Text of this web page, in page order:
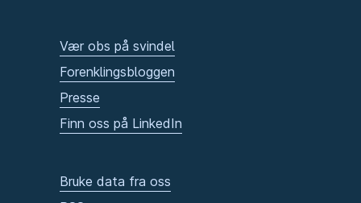
Vær obs på svindel
Forenklingsbloggen
Presse
Finn oss på LinkedIn
Bruke data fra oss